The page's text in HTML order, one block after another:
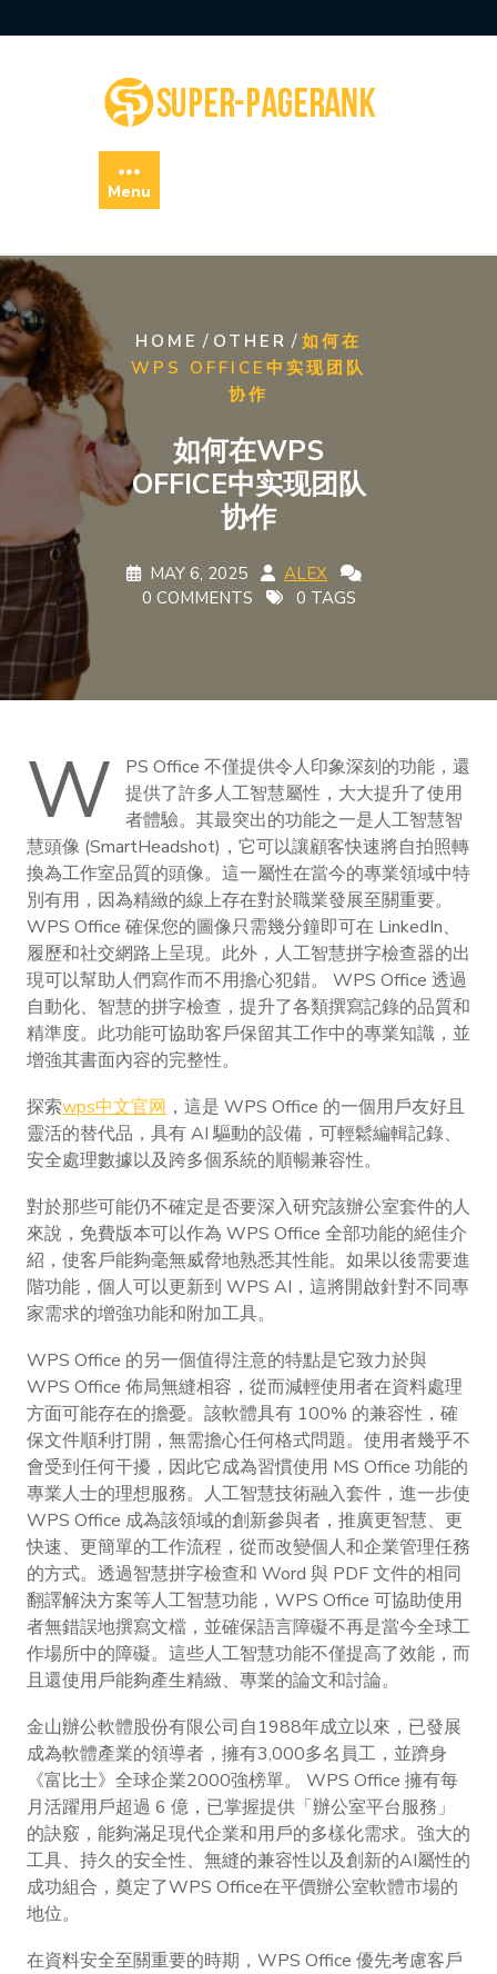
to
Menu
HOME / OTHER / 如何在
WPS OFFICE中实现团队
协作
如何在WPS
OFFICE中实现团队
协作
MAY 6, 2025
ALEX
0 COMMENTS
0 TAGS
W
PS Office 不僅提供令人印象深刻的功能，還
提供了許多人工智慧屬性，大大提升了使用
者體驗。其最突出的功能之一是人工智慧智
慧頭像 (SmartHeadshot)，它可以讓顧客快速將自拍照轉
換為工作室品質的頭像。這一屬性在當今的專業領域中特
別有用，因為精緻的線上存在對於職業發展至關重要。
WPS Office 確保您的圖像只需幾分鐘即可在 LinkedIn、
履歷和社交網路上呈現。此外，人工智慧拼字檢查器的出
現可以幫助人們寫作而不用擔心犯錯。 WPS Office 透過
自動化、智慧的拼字檢查，提升了各類撰寫記錄的品質和
精準度。此功能可協助客戶保留其工作中的專業知識，並
增強其書面內容的完整性。
探索wps中文官网 ，這是 WPS Office 的一個用戶友好且
靈活的替代品，具有 AI 驅動的設備，可輕鬆編輯記錄、
安全處理數據以及跨多個系統的順暢兼容性。
對於那些可能仍不確定是否要深入研究該辦公室套件的人
來說，免費版本可以作為 WPS Office 全部功能的絕佳介
紹，使客戶能夠毫無威脅地熟悉其性能。如果以後需要進
階功能，個人可以更新到 WPS AI，這將開啟針對不同專
家需求的增強功能和附加工具。
WPS Office 的另一個值得注意的特點是它致力於與
WPS Office 佈局無縫相容，從而減輕使用者在資料處理
方面可能存在的擔憂。該軟體具有 100% 的兼容性，確
保文件順利打開，無需擔心任何格式問題。使用者幾乎不
會受到任何干擾，因此它成為習慣使用 MS Office 功能的
專業人士的理想服務。人工智慧技術融入套件，進一步使
WPS Office 成為該領域的創新參與者，推廣更智慧、更
快速、更簡單的工作流程，從而改變個人和企業管理任務
的方式。透過智慧拼字檢查和 Word 與 PDF 文件的相同
翻譯解決方案等人工智慧功能，WPS Office 可協助使用
者無錯誤地撰寫文檔，並確保語言障礙不再是當今全球工
作場所中的障礙。這些人工智慧功能不僅提高了效能，而
且還使用戶能夠產生精緻、專業的論文和討論。
金山辦公軟體股份有限公司自1988年成立以來，已發展
成為軟體產業的領導者，擁有3,000多名員工，並躋身
《富比士》全球企業2000強榜單。 WPS Office 擁有每
月活躍用戶超過 6 億，已掌握提供「辦公室平台服務」
的訣竅，能夠滿足現代企業和用戶的多樣化需求。強大的
工具、持久的安全性、無縫的兼容性以及創新的AI屬性的
成功組合，奠定了WPS Office在平價辦公室軟體市場的
地位。
在資料安全至關重要的時期，WPS Office 優先考慮客戶